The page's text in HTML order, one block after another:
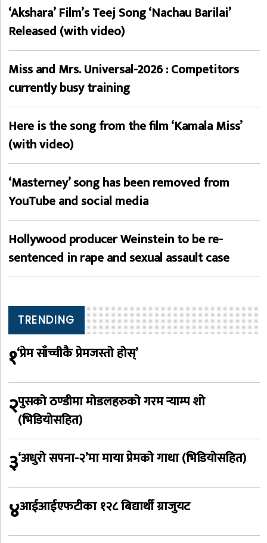
‘Akshara’ Film’s Teej Song ‘Nachau Barilai’
Released (with video)
Miss and Mrs. Universal-2026 : Competitors
currently busy training
Here is the song from the film ‘Kamala Miss’
(with video)
‘Masterney’ song has been removed from
YouTube and social media
Hollywood producer Weinstein to be re-
sentenced in rape and sexual assault case
TRENDING
१‘प्रेम साँच्चीकै प्रेमजस्तो होस्’
२पुसको ठण्डीमा मोडलहरुको गरम र्‍याम्प शो
(भिडियोसहित)
३‘अधुरो सपना-२’मा माया प्रेमको गाथा (भिडियोसहित)
४आईआईएफटीका १२८ बिद्यार्थी ग्राजुयट